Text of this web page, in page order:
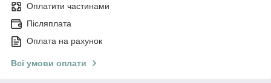
Оплатити частинами
Післяплата
Оплата на рахунок
Всі умови оплати